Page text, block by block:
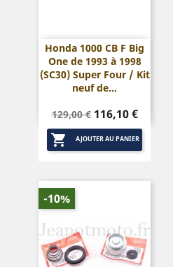
Honda 1000 CB F Big
One de 1993 à 1998
(SC30) Super Four / Kit
neuf de...
Prix
de
base
129,00 € Prix
116,10 €
 AJOUTER AU PANIER
-10%